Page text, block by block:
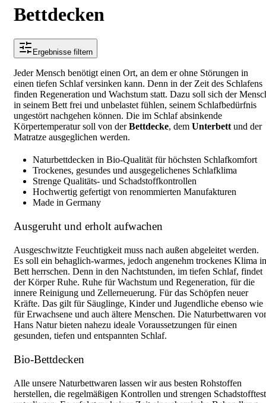
Bettdecken
Ergebnisse filtern
Jeder Mensch benötigt einen Ort, an dem er ohne Störungen in
einen tiefen Schlaf versinken kann. Denn in der Zeit des Schlafens
finden Regeneration und Wachstum statt. Dazu soll sich der
in seinem Bett frei und unbelastet fühlen, seinem Schlafbedürfnis
ungestört nachgehen können. Die im Schlaf absinkende
Körpertemperatur soll von derBettdecke, dem Unterbett und der
Matratze ausgeglichen werden.
Naturbettdecken in Bio-Qualität für höchsten Schlafkomfort
Trockenes, gesundes und ausgegelichenes Schlafklima
Strenge Qualitäts- und Schadstoffkontrollen
Hochwertig gefertigt von renommierten Manufakturen
Made in Germany
Ausgeruht und erholt aufwachen
Ausgeschwitzte Feuchtigkeit muss nach außen abgeleitet werden.
Es soll ein behaglich-warmes, jedoch angenehm trockenes Klima
Bett herrschen. Denn in den Nachtstunden, im tiefen Schlaf, findet
der Körper Ruhe. Ruhe für Wachstum und Regeneration, für die
innere Reinigung und Zellerneuerung. Für das Schöpfen neuer
Kräfte. Das gilt für Säuglinge, Kinder und Jugendliche ebenso wie
für Erwachsene und auch ältere Menschen. Die Naturbettwaren
Hans Natur bieten nahezu ideale Voraussetzungen für einen
gesunden, tiefen und entspannten Schlaf.
Bio-Bettdecken
Alle unsere Naturbettwaren lassen wir aus besten Rohstoffen
herstellen, die regelmäßigen Kontrollen und strengen